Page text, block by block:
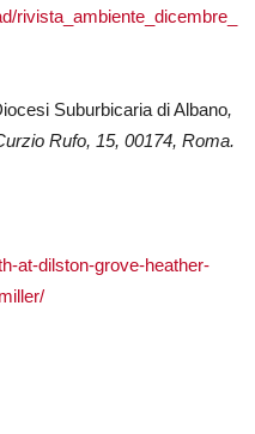
rivista_ambiente_dicembre_
Suburbicaria di Albano,
Rufo, 15, 00174, Roma.
at-dilston-grove-heather-